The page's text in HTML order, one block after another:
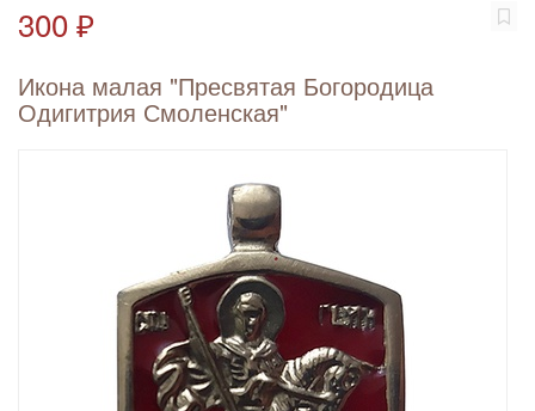
300 ₽
Икона малая "Пресвятая Богородица
Одигитрия Смоленская"